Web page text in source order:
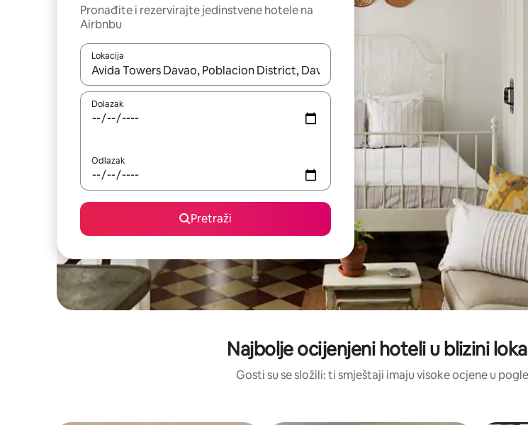
Pronađite i rezervirajte jedinstvene hotele na
Airbnbu
Lokacija
Kada budu dostupni rezultati, moći ćete ih pregledati koristeći se strelicama prema gore i
Dolazak
Odlazak
Pretraži
Najbolje ocijenjeni hoteli u blizini
Gosti su se složili: ti smještaji imaju visoke ocjene u